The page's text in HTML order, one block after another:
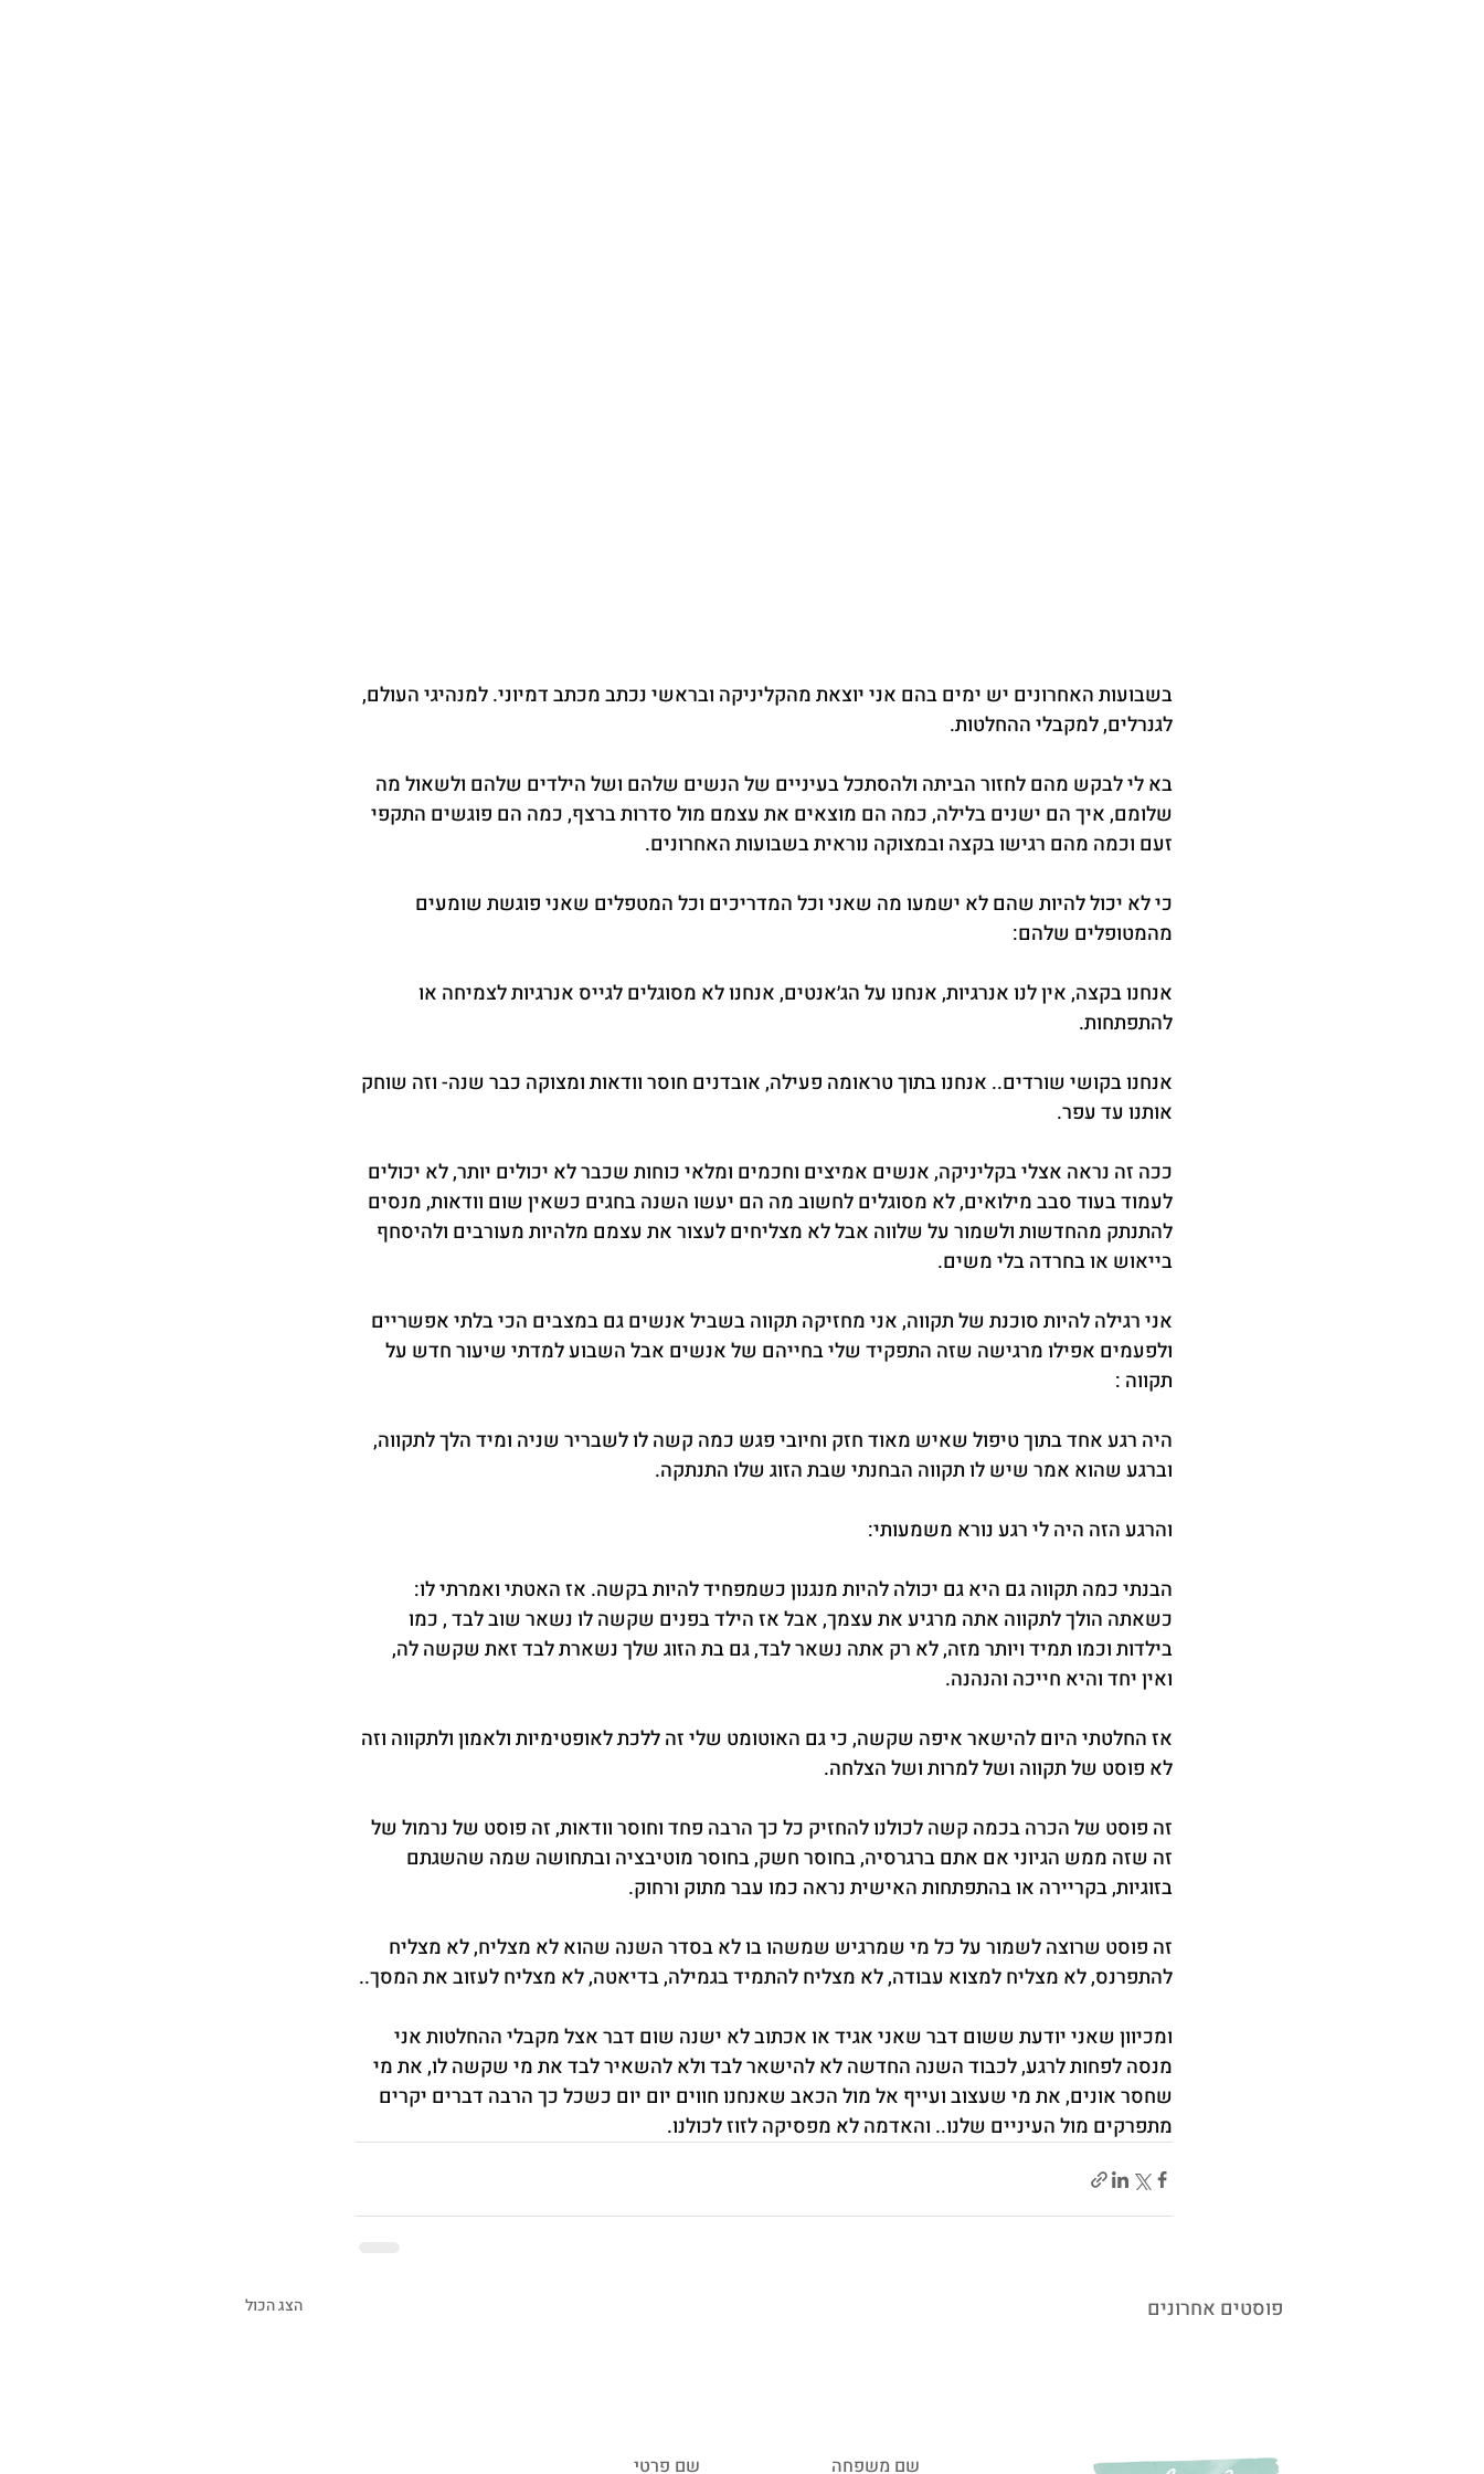
בשבועות האחרונים יש ימים בהם אני יוצאת מהקליניקה ובראשי נכתב מכתב דמיוני. למנהיגי העולם,
לגנרלים, למקבלי ההחלטות.
בא לי לבקש מהם לחזור הביתה ולהסתכל בעיניים של הנשים שלהם ושל הילדים שלהם ולשאול מה
שלומם, איך הם ישנים בלילה, כמה הם מוצאים את עצמם מול סדרות ברצף, כמה הם פוגשים התקפי
זעם וכמה מהם רגישו בקצה ובמצוקה נוראית בשבועות האחרונים.
כי לא יכול להיות שהם לא ישמעו מה שאני וכל המדריכים וכל המטפלים שאני פוגשת שומעים
מהמטופלים שלהם:
אנחנו בקצה, אין לנו אנרגיות, אנחנו על הג׳אנטים, אנחנו לא מסוגלים לגייס אנרגיות לצמיחה או
להתפתחות.
אנחנו בקושי שורדים.. אנחנו בתוך טראומה פעילה, אובדנים חוסר וודאות ומצוקה כבר שנה- וזה שוחק
אותנו עד עפר.
ככה זה נראה אצלי בקליניקה, אנשים אמיצים וחכמים ומלאי כוחות שכבר לא יכולים יותר, לא יכולים
לעמוד בעוד סבב מילואים, לא מסוגלים לחשוב מה הם יעשו השנה בחגים כשאין שום וודאות, מנסים
להתנתק מהחדשות ולשמור על שלווה אבל לא מצליחים לעצור את עצמם מלהיות מעורבים ולהיסחף
בייאוש או בחרדה בלי משים.
אני רגילה להיות סוכנת של תקווה, אני מחזיקה תקווה בשביל אנשים גם במצבים הכי בלתי אפשריים
ולפעמים אפילו מרגישה שזה התפקיד שלי בחייהם של אנשים אבל השבוע למדתי שיעור חדש על
תקווה :
היה רגע אחד בתוך טיפול שאיש מאוד חזק וחיובי פגש כמה קשה לו לשבריר שניה ומיד הלך לתקווה,
וברגע שהוא אמר שיש לו תקווה הבחנתי שבת הזוג שלו התנתקה.
והרגע הזה היה לי רגע נורא משמעותי:
הבנתי כמה תקווה גם היא גם יכולה להיות מנגנון כשמפחיד להיות בקשה. אז האטתי ואמרתי לו:
כשאתה הולך לתקווה אתה מרגיע את עצמך, אבל אז הילד בפנים שקשה לו נשאר שוב לבד , כמו
בילדות וכמו תמיד ויותר מזה, לא רק אתה נשאר לבד, גם בת הזוג שלך נשארת לבד זאת שקשה לה,
ואין יחד והיא חייכה והנהנה.
אז החלטתי היום להישאר איפה שקשה, כי גם האוטומט שלי זה ללכת לאופטימיות ולאמון ולתקווה וזה
לא פוסט של תקווה ושל למרות ושל הצלחה.
זה פוסט של הכרה בכמה קשה לכולנו להחזיק כל כך הרבה פחד וחוסר וודאות, זה פוסט של נרמול של
זה שזה ממש הגיוני אם אתם ברגרסיה, בחוסר חשק, בחוסר מוטיבציה ובתחושה שמה שהשגתם
בזוגיות, בקריירה או בהתפתחות האישית נראה כמו עבר מתוק ורחוק.
זה פוסט שרוצה לשמור על כל מי שמרגיש שמשהו בו לא בסדר השנה שהוא לא מצליח, לא מצליח
להתפרנס, לא מצליח למצוא עבודה, לא מצליח להתמיד בגמילה, בדיאטה, לא מצליח לעזוב את המסך..
ומכיוון שאני יודעת ששום דבר שאני אגיד או אכתוב לא ישנה שום דבר אצל מקבלי ההחלטות אני
מנסה לפחות לרגע, לכבוד השנה החדשה לא להישאר לבד ולא להשאיר לבד את מי שקשה לו, את מי
שחסר אונים, את מי שעצוב ועייף אל מול הכאב שאנחנו חווים יום יום כשכל כך הרבה דברים יקרים
מתפרקים מול העיניים שלנו.. והאדמה לא מפסיקה לזוז לכולנו.
פוסטים אחרונים הצג הכול
שם פרטי שם משפחה